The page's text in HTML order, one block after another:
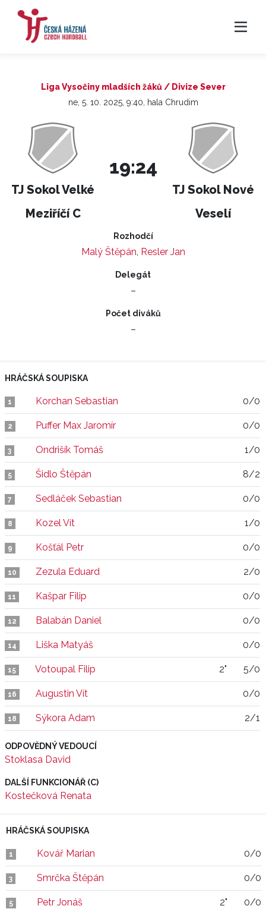
Liga Vysočiny mladších žáků / Divize Sever
ne, 5. 10. 2025, 9:40, hala Chrudim
TJ Sokol Velké
Meziříčí C
19:24
TJ Sokol Nové
Veselí
Rozhodčí
Malý Štěpán, Resler Jan
Delegát
–
Počet diváků
–
HRÁČSKÁ SOUPISKA
1 Korchan Sebastian 0/0
2 Puffer Max Jaromír 0/0
3 Ondrišík Tomáš 1/0
5 Šidlo Štěpán 8/2
7 Sedláček Sebastian 0/0
8 Kozel Vít 1/0
9 Košťál Petr 0/0
10 Zezula Eduard 2/0
11 Kašpar Filip 0/0
12 Balabán Daniel 0/0
14 Liška Matyáš 0/0
15 Votoupal Filip 2" 5/0
16 Augustin Vít 0/0
18 Sýkora Adam 2/1
ODPOVĚDNÝ VEDOUCÍ
Stoklasa David
DALŠÍ FUNKCIONÁŘ (C)
Kostečková Renata
HRÁČSKÁ SOUPISKA
1 Kovář Marian 0/0
3 Smrčka Štěpán 0/0
5 Petr Jonáš 2" 0/0